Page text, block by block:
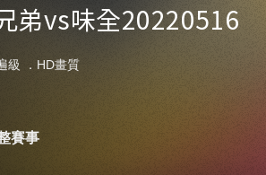
弟vs味全20220516
級 ．HD畫質
賽事